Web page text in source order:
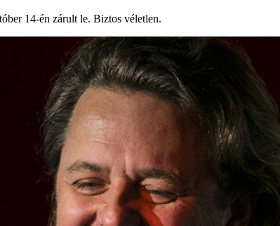
14-én zárult le. Biztos véletlen.